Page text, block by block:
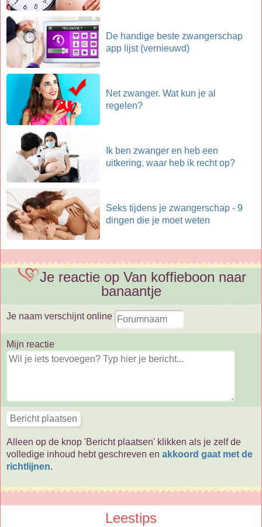
De handige beste zwangerschap
app lijst (vernieuwd)
Net zwanger. Wat kun je al
regelen?
Ik ben zwanger en heb een
uitkering, waar heb ik recht op?
Seks tijdens je zwangerschap - 9
dingen die je moet weten
Je reactie op Van koffieboon naar
banaantje
Je naam verschijnt online
Mijn reactie
Alleen op de knop 'Bericht plaatsen' klikken als je zelf de
volledige inhoud hebt geschreven en akkoord gaat met de
richtlijnen.
Leestips